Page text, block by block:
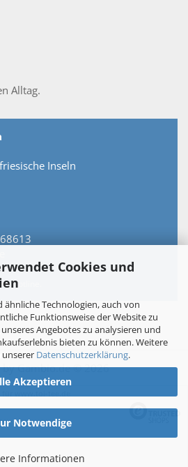
Cookies und
Technologien, auch von
Funktionsweise der Website zu
Angebotes zu analysieren und
bieten zu können. Weitere
Datenschutzerklärung.
Akzeptieren
Notwendige
Informationen
Alltag.
Inseln
Hotline.
by Gambio.de © 2026
www.toi-tee.de